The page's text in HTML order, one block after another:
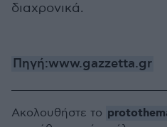
διαχρονικά.
Πηγή:www.gazzetta.gr
Ακολουθήστε το